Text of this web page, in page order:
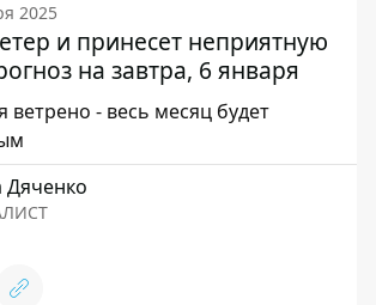
2025
и принесет неприятную
на завтра, 6 января
ветрено - весь месяц будет
Дяченко